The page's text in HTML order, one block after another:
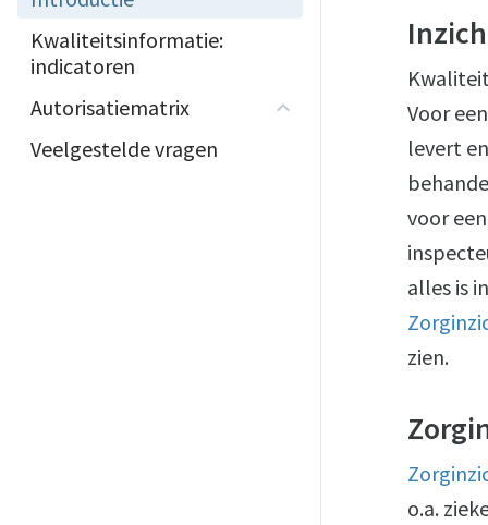
Kwaliteitsinformatie:
indicatoren
Autorisatiematrix
Veelgestelde vragen
Voor
levert
voor
alles is
zien.
o.a.